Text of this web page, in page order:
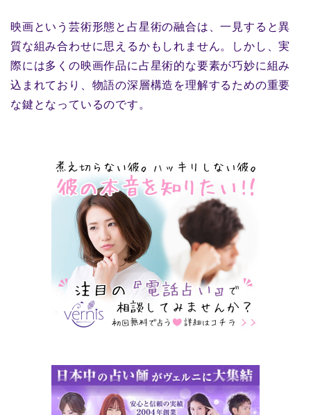
映画という芸術形態と占星術の融合は、一見すると異
質な組み合わせに思えるかもしれません。しかし、実
際には多くの映画作品に占星術的な要素が巧妙に組み
込まれており、物語の深層構造を理解するための重要
な鍵となっているのです。